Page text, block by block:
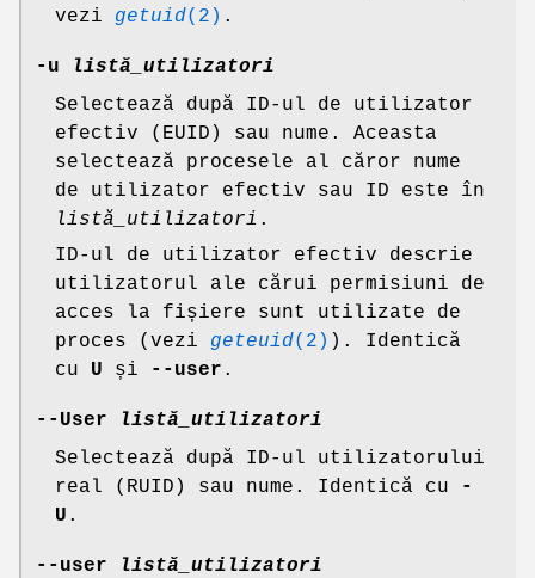
vezi getuid(2) .
-u listă_utilizatori
Selectează după ID-ul de utilizator
efectiv (EUID) sau nume. Aceasta
selectează procesele al căror nume
de utilizator efectiv sau ID este în
listă_utilizatori .
ID-ul de utilizator efectiv descrie
utilizatorul ale cărui permisiuni de
acces la fișiere sunt utilizate de
proces (vezi geteuid(2) ). Identică
cu U și --user .
--User listă_utilizatori
Selectează după ID-ul utilizatorului
real (RUID) sau nume. Identică cu
-
U .
--user listă_utilizatori